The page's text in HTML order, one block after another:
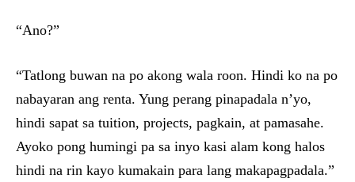
“Ano?”
“Tatlong buwan na po akong wala roon. Hindi ko na po
nabayaran ang renta. Yung perang pinapadala n’yo,
hindi sapat sa tuition, projects, pagkain, at pamasahe.
Ayoko pong humingi pa sa inyo kasi alam kong halos
hindi na rin kayo kumakain para lang makapagpadala.”